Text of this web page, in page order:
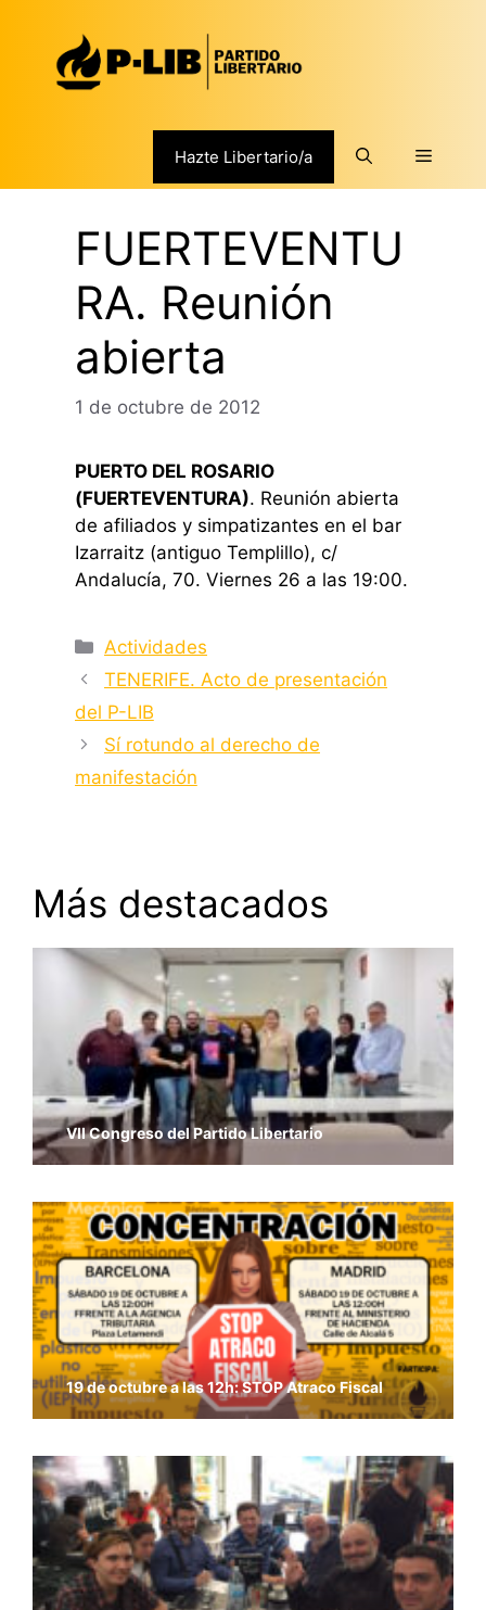
contenido
Hazte Libertario/a Menú
FUERTEVENTU
RA. Reunión
abierta
1 de octubre de 2012
PUERTO DEL ROSARIO
(FUERTEVENTURA). Reunión abierta
de afiliados y simpatizantes en el bar
Izarraitz (antiguo Templillo), c/
Andalucía, 70. Viernes 26 a las 19:00.
Categorías
Actividades
TENERIFE. Acto de presentación
del P-LIB
Sí rotundo al derecho de
manifestación
Más destacados
VII Congreso del Partido Libertario
19 de octubre a las 12h: STOP Atraco Fiscal